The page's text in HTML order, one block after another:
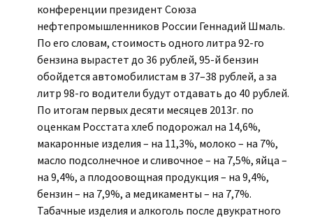
конференции президент Союза
нефтепромышленников России Геннадий Шмаль.
По его словам, стоимость одного литра 92-го
бензина вырастет до 36 рублей, 95-й бензин
обойдется автомобилистам в 37–38 рублей, а за
литр 98-го водители будут отдавать до 40 рублей.
По итогам первых десяти месяцев 2013г. по
оценкам Росстата хлеб подорожал на 14,6%,
макаронные изделия – на 11,3%, молоко – на 7%,
масло подсолнечное и сливочное – на 7,5%, яйца –
на 9,4%, а плодоовощная продукция – на 9,4%,
бензин – на 7,9%, а медикаменты – на 7,7%.
Табачные изделия и алкоголь после двукратного